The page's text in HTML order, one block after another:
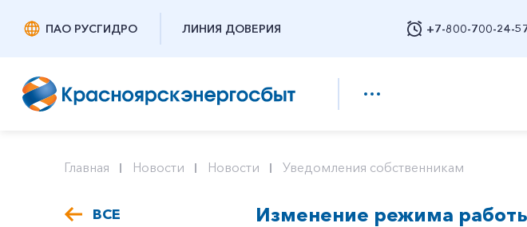
ПАО РУСГИДРО ЛИНИЯ ДОВЕРИЯ +7-800-700-24-
Заказать обратный
Главная Новости Новости Уведомления собственникам
ВСЕ
Изменение режима